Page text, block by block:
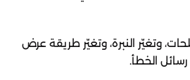
وتغيّر النبرة، وتغيّر طريقة عرض
الخطأ.